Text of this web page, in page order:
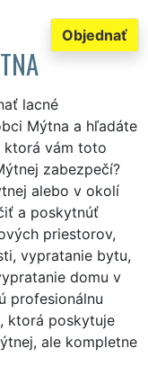
Objednať
lacné
Mýtna a hľadáte
ktorá vám toto
zabezpečí?
alebo v okolí
a poskytnúť
priestorov,
vypratanie bytu,
domu v
profesionálnu
, ktorá poskytuje
ale kompletne